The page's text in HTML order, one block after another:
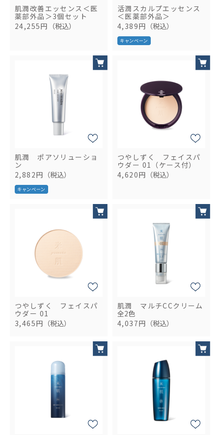
肌潤改善エッセンス＜医
薬部外品＞3個セット
24,255円 （税込）
活潤スカルプエッセンス
＜医薬部外品＞
4,389円 （税込）
肌潤 ポアソリューショ
ン
2,882円 （税込）
つやしずく フェイスパ
ウダー 01（ケース付）
4,620円 （税込）
つやしずく フェイスパ
ウダー 01
3,465円 （税込）
肌潤 マルチCCクリーム
全2色
4,037円 （税込）